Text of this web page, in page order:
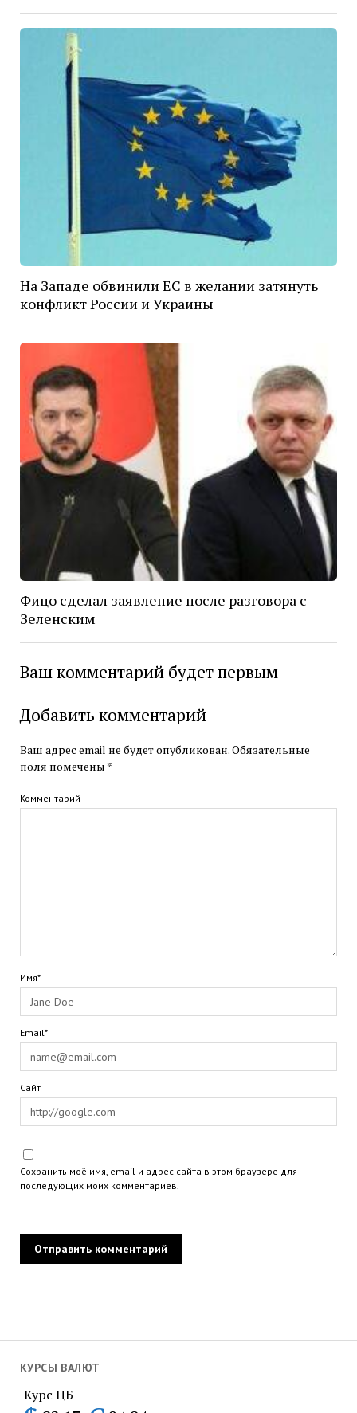
КУРСЫ ВАЛЮТ
Курс ЦБ
На Западе обвинили ЕС в желании затянуть
конфликт России и Украины
Фицо сделал заявление после разговора с
Зеленским
Ваш комментарий будет первым
Добавить комментарий
Ваш адрес email не будет опубликован.Обязательные
поля помечены *
Комментарий
Имя*
Email*
Сайт
Сохранить моё имя, email и адрес сайта в этом браузере для
последующих моих комментариев.